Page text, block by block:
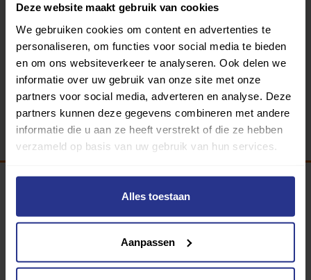
Deze website maakt gebruik van cookies
We gebruiken cookies om content en advertenties te
personaliseren, om functies voor social media te bieden
en om ons websiteverkeer te analyseren. Ook delen we
informatie over uw gebruik van onze site met onze
partners voor social media, adverteren en analyse. Deze
partners kunnen deze gegevens combineren met andere
informatie die u aan ze heeft verstrekt of die ze hebben
verzameld op basis van uw gebruik van hun services.
Alles toestaan
Aanpassen
Inloggen
340 gemeenten